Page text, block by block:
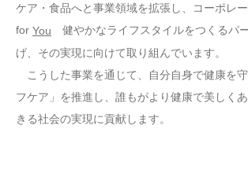
ケア・食品へと事業領域を拡張し、コーポレ
for You 健やかなライフスタイルをつくるパ
げ、その実現に向けて取り組んでいます。
こうした事業を通じて、自分自身で健康を
フケア」を推進し、誰もがより健康で美しく
きる社会の実現に貢献します。